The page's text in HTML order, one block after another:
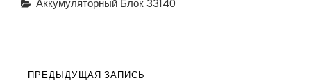
Аккумуляторный Блок 33140
Навигация
ПРЕДЫДУЩАЯ
ПРЕДЫДУЩАЯ ЗАПИСЬ